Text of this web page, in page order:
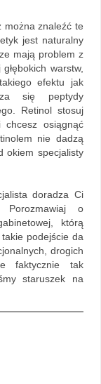
można znaleźć te
jest naturalny
mają problem z
warstw,
efektu jak
się peptydy
Retinol stosuj
chcesz osiągnąć
nie dadzą
okiem specjalisty
doradza Ci
Porozmawiaj o
którą
podejście da
drogich
faktycznie tak
staruszek na